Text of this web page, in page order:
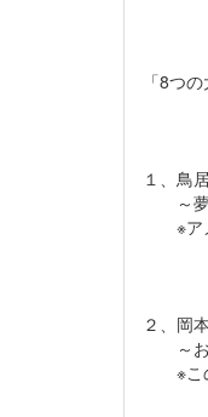
「8つ
１、鳥
～夢
※アメ
２、岡
～お
※この